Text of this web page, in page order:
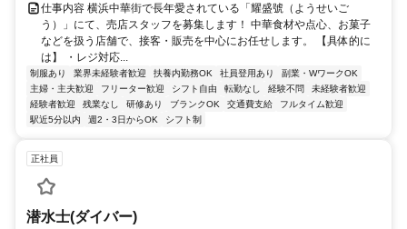
仕事内容 横浜中華街で長年愛されている「耀盛號（ようせいご
う）」にて、売店スタッフを募集します！ 中華食材や点心、お菓子
などを扱う店舗で、接客・販売を中心にお任せします。 【具体的に
は】 ・レジ対応...
制服あり 業界未経験者歓迎 扶養内勤務OK 社員登用あり
副業・WワークOK
主婦・主夫歓迎
フリーター歓迎 シフト自由 転勤なし 経験不問
未経験者歓迎
経験者歓迎
残業なし 研修あり ブランクOK 交通費支給
フルタイム歓迎
駅近5分以内
週2・3日からOK シフト制
正社員
潜水士(ダイバー)